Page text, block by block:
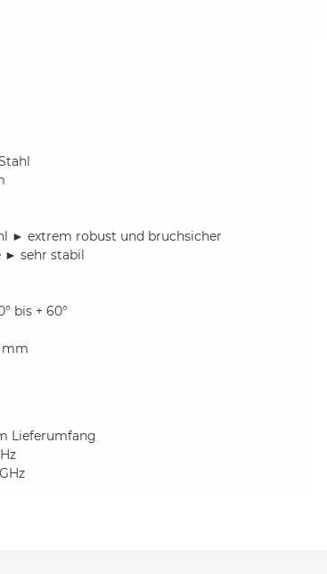
► extrem robust und bruchsicher
► sehr stabil
bis + 60°
mm
Lieferumfang